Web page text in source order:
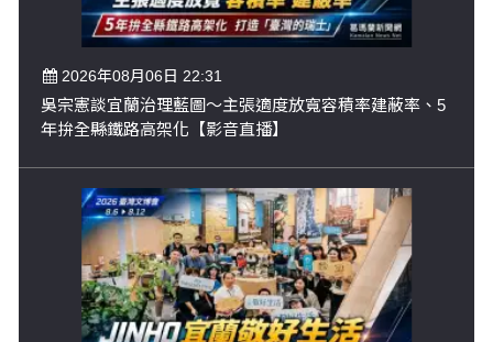
2026年08月06日 22:31
吳宗憲談宜蘭治理藍圖～主張適度放寬容積率建蔽率、5
年拚全縣鐵路高架化【影音直播】